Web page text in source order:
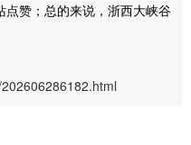
点赞；总的来说，浙西大峡谷